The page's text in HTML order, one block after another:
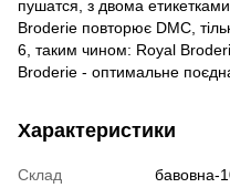
пушатся, з двома
Broderie повторює DMC,
6, таким чином: Royal
Broderie - оптимальне
Характеристики
Склад
бавовна-